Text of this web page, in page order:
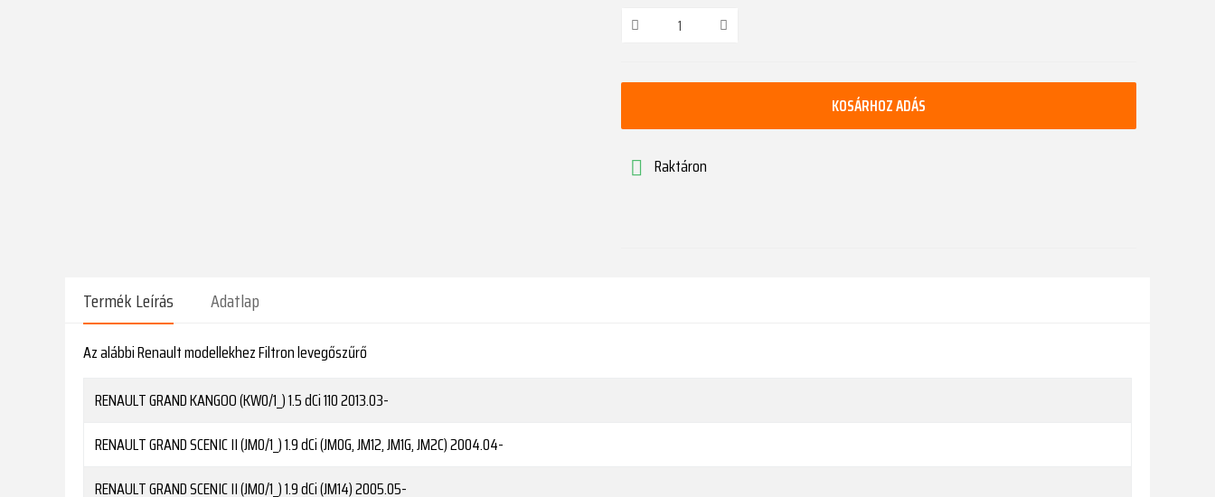
KOSÁRHOZ ADÁS
 Raktáron
Termék Leírás Adatlap
Az alábbi Renault modellekhez Filtron levegőszűrő
RENAULTGRAND KANGOO (KW0/1_) 1.5 dCi 1102013.03-
RENAULTGRAND SCENIC II (JM0/1_) 1.9 dCi (JM0G, JM12, JM1G, JM2C)2004.04-
RENAULTGRAND SCENIC II (JM0/1_) 1.9 dCi (JM14)2005.05-